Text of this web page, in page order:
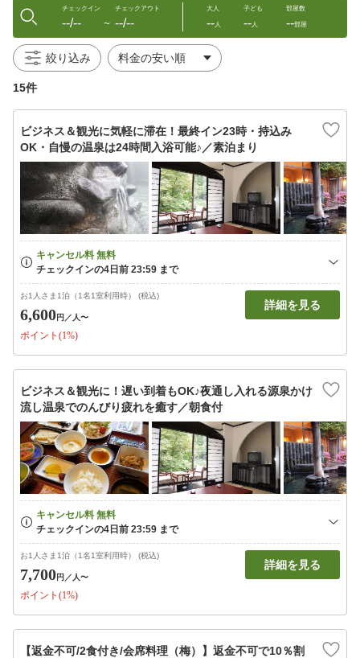
チェックイン
--/-- 〜
チェックアウト
--/--
大人
--人
子ども
--人
部屋数
--部屋
絞り込み
15件
ビジネス＆観光に気軽に滞在！最終イン23時・持込み
OK・自慢の温泉は24時間入浴可能♪／素泊まり
お1人さま1泊（1名1室利用時） (税込)
6,600円 ／人〜
ポイント(1%)
詳細を見る
ビジネス＆観光に！遅い到着もOK♪夜通し入れる源泉かけ
流し温泉でのんびり疲れを癒す／朝食付
お1人さま1泊（1名1室利用時） (税込)
7,700円 ／人〜
ポイント(1%)
詳細を見る
【返金不可/2食付き/会席料理（梅）】返金不可で10％割